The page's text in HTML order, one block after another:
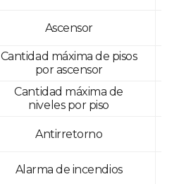
Ascensor
Cantidad máxima de pisos
por ascensor
Cantidad máxima de
niveles por piso
Antirretorno
Alarma de incendios